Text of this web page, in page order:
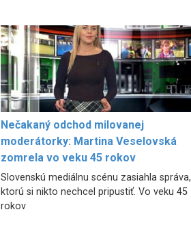
Nečakaný odchod milovanej
moderátorky: Martina Veselovská
zomrela vo veku 45 rokov
Slovenskú mediálnu scénu zasiahla správa,
ktorú si nikto nechcel pripustiť. Vo veku 45
rokov